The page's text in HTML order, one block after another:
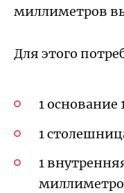
миллиметров
Для этого
1
1
1